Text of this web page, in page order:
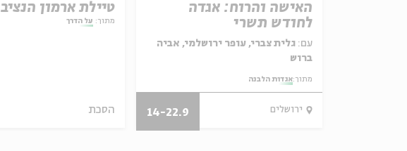
טיילת ארמון הנציב
מתוך: על הדרך
הסכת
האישה והרוח: אגדה
לחודש תשרי
עם: גלית צברי, עופר ירושלמי, אביה
ברוש
מתוך:אגדות הלבנה
ירושלים 14-22.9